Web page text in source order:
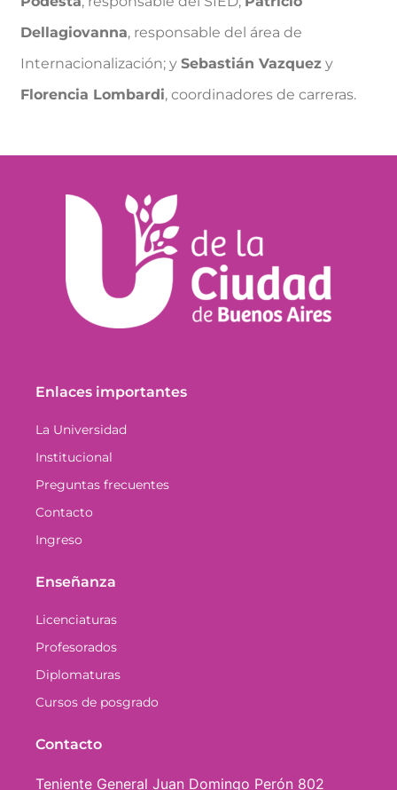
Dellagiovanna, responsable del área de
Internacionalización; y Sebastián Vazquez y
Florencia Lombardi, coordinadores de carreras.
Enlaces importantes
La Universidad
Institucional
Preguntas frecuentes
Contacto
Ingreso
Enseñanza
Licenciaturas
Profesorados
Diplomaturas
Cursos de posgrado
Contacto
Teniente General Juan Domingo Perón 802